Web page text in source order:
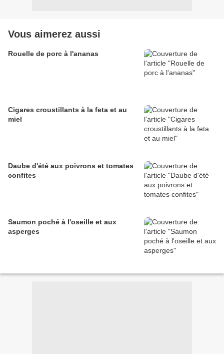
Vous aimerez aussi
Rouelle de porc à l'ananas
Cigares croustillants à la feta et au
miel
Daube d'été aux poivrons et tomates
confites
Saumon poché à l'oseille et aux
asperges